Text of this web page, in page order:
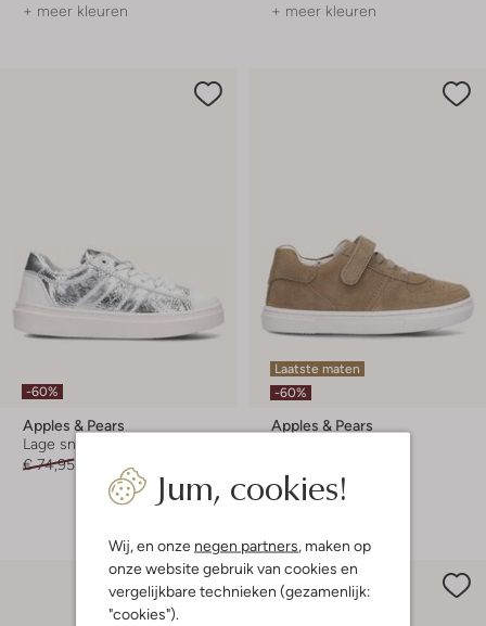
Jum, cookies!
Wij, en onze negen partners , maken op
onze website gebruik van cookies en
vergelijkbare technieken (gezamenlijk:
"cookies").
+ meer kleuren + meer kleuren
-60%
Apples & Pears
Lage sneakers
€ 74,95
€ 29,99
Laatste maten
-60%
Apples & Pears
+ meer kleuren